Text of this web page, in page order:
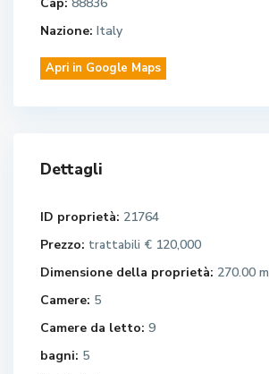
Nazione: Italy
Apri in Google Maps
Dettagli
ID proprietà: 21764
Prezzo: trattabili € 120,000
Dimensione della proprietà: 270.00 m
Camere: 5
Camere da letto: 9
bagni: 5